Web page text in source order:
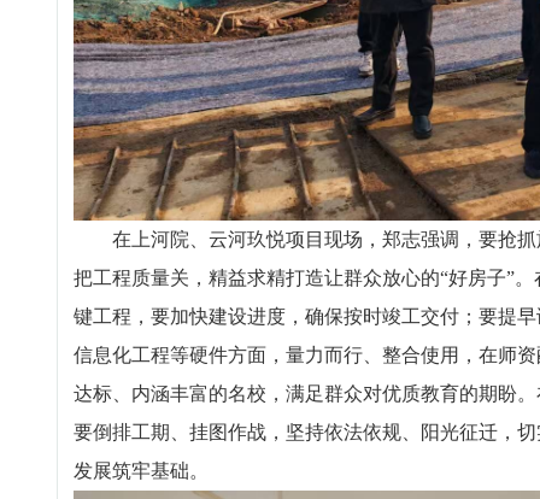
在上河院、云河玖悦项目现场，郑志强调，要抢
把工程质量关，精益求精打造让群众放心的“好房子”
键工程，要加快建设进度，确保按时竣工交付；要提
信息化工程等硬件方面，量力而行、整合使用，在师
达标、内涵丰富的名校，满足群众对优质教育的期盼
要倒排工期、挂图作战，坚持依法依规、阳光征迁，
发展筑牢基础。